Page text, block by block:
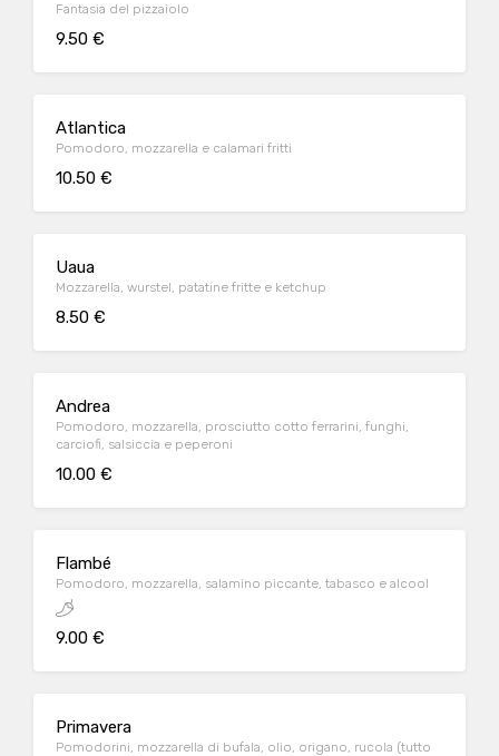
Fantasia del pizzaiolo
9.50 €
Atlantica
Pomodoro, mozzarella e calamari fritti
10.50 €
Uaua
Mozzarella, wurstel, patatine fritte e ketchup
8.50 €
Andrea
Pomodoro, mozzarella, prosciutto cotto ferrarini, funghi,
carciofi, salsiccia e peperoni
10.00 €
Flambé
Pomodoro, mozzarella, salamino piccante, tabasco e alcool
9.00 €
Primavera
Pomodorini, mozzarella di bufala, olio, origano, rucola (tutto